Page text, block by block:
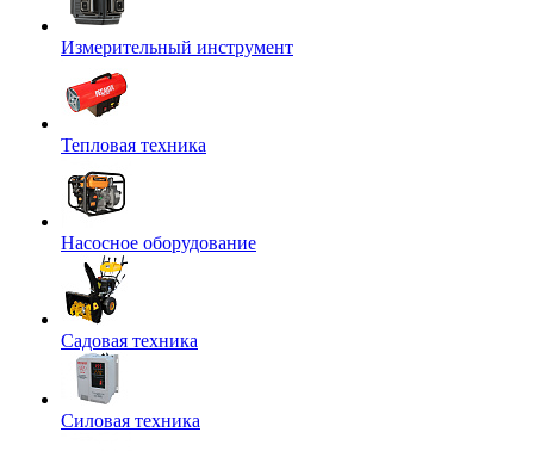
Измерительный инструмент
Тепловая техника
Насосное оборудование
Садовая техника
Силовая техника